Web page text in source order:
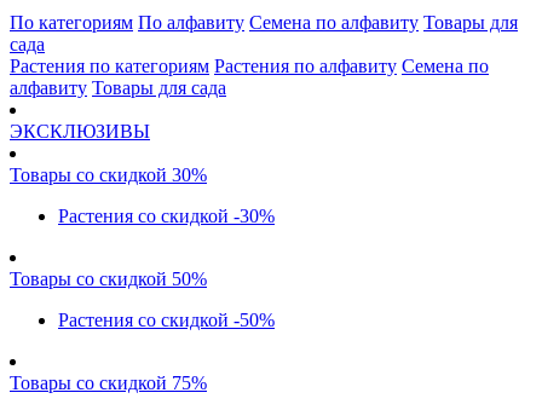
По категориям По алфавиту Семена по алфавиту Товары для
сада
Растения по категориям Растения по алфавиту Семена по
алфавиту Товары для сада
ЭКСКЛЮЗИВЫ
Товары со скидкой 30%
Растения со скидкой -30%
Товары со скидкой 50%
Растения со скидкой -50%
Товары со скидкой 75%